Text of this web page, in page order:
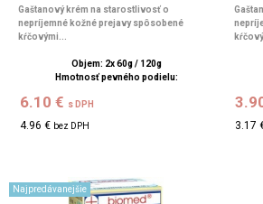
Gaštanový krém na starostlivosť o
nepríjemné kožné prejavy spôsobené
kŕčovými...
Objem: 2x 60g / 120g
Hmotnosť pevného podielu:
6.10 € s DPH
4.96 € bez DPH 3.17
Najpredávanejšie